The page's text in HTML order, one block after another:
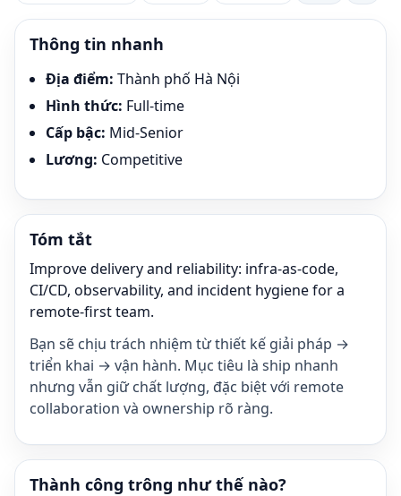
Thông tin nhanh
Địa điểm: Thành phố Hà Nội
Hình thức: Full-time
Cấp bậc: Mid-Senior
Lương: Competitive
Tóm tắt
Improve delivery and reliability: infra-as-code,
CI/CD, observability, and incident hygiene for a
remote-first team.
Bạn sẽ chịu trách nhiệm từ thiết kế giải pháp →
triển khai → vận hành. Mục tiêu là ship nhanh
nhưng vẫn giữ chất lượng, đặc biệt với remote
collaboration và ownership rõ ràng.
Thành công trông như thế nào?